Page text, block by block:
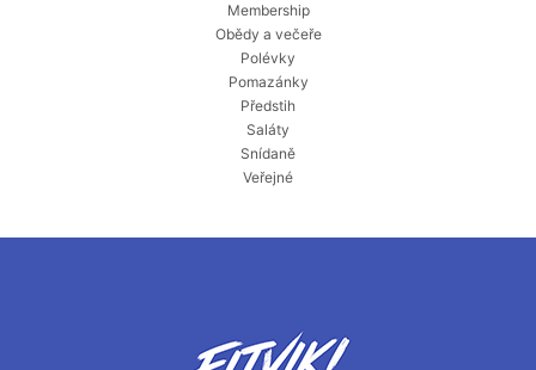
Membership
Obědy a večeře
Polévky
Pomazánky
Předstih
Saláty
Snídaně
Veřejné